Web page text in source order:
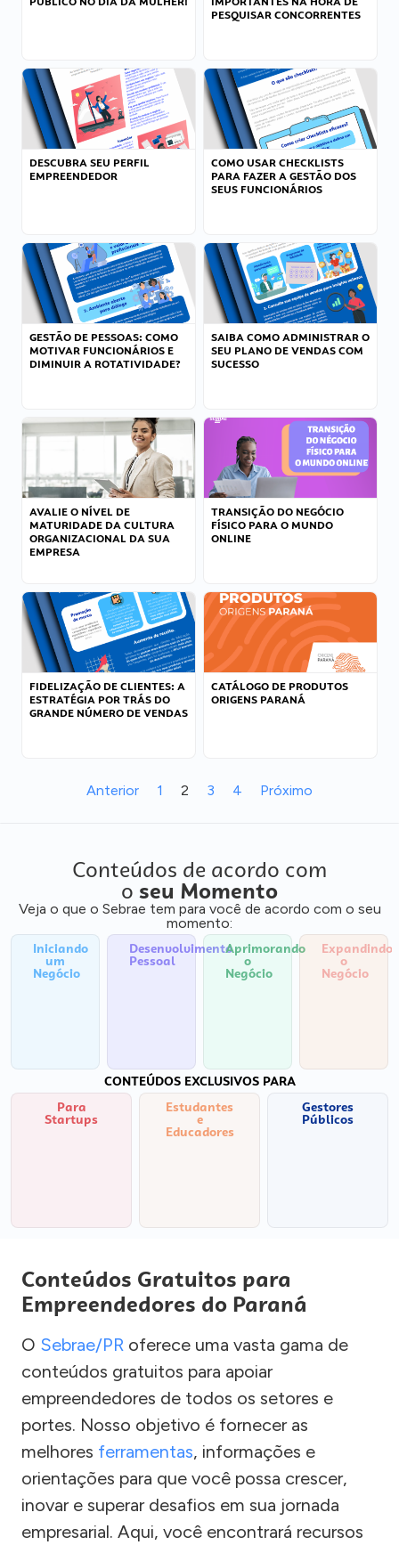
PESQUISAR CONCORRENTES
DESCUBRA SEU PERFIL
EMPREENDEDOR
COMO USAR CHECKLISTS
PARA FAZER A GESTÃO DOS
SEUS FUNCIONÁRIOS
GESTÃO DE PESSOAS: COMO
MOTIVAR FUNCIONÁRIOS E
DIMINUIR A ROTATIVIDADE?
SAIBA COMO ADMINISTRAR O
SEU PLANO DE VENDAS COM
SUCESSO
AVALIE O NÍVEL DE
MATURIDADE DA CULTURA
ORGANIZACIONAL DA SUA
EMPRESA
TRANSIÇÃO DO NEGÓCIO
FÍSICO PARA O MUNDO
ONLINE
FIDELIZAÇÃO DE CLIENTES: A
ESTRATÉGIA POR TRÁS DO
GRANDE NÚMERO DE VENDAS
CATÁLOGO DE PRODUTOS
ORIGENS PARANÁ
Anterior 1 2 3 4 Próximo
Conteúdos de acordo com
o seu Momento
Veja o que o Sebrae tem para você de acordo com o seu
momento:
Iniciando
um
Negócio
Desenvolvimento
Pessoal
Aprimorando
o
Negócio
Expandindo
o
Negócio
CONTEÚDOS EXCLUSIVOS PARA
Para
Startups
Estudantes
e
Educadores
Gestores
Públicos
Conteúdos Gratuitos para
Empreendedores do Paraná
O Sebrae/PR oferece uma vasta gama de
conteúdos gratuitos para apoiar
empreendedores de todos os setores e
portes. Nosso objetivo é fornecer as
melhores ferramentas, informações e
orientações para que você possa crescer,
inovar e superar desafios em sua jornada
empresarial. Aqui, você encontrará recursos